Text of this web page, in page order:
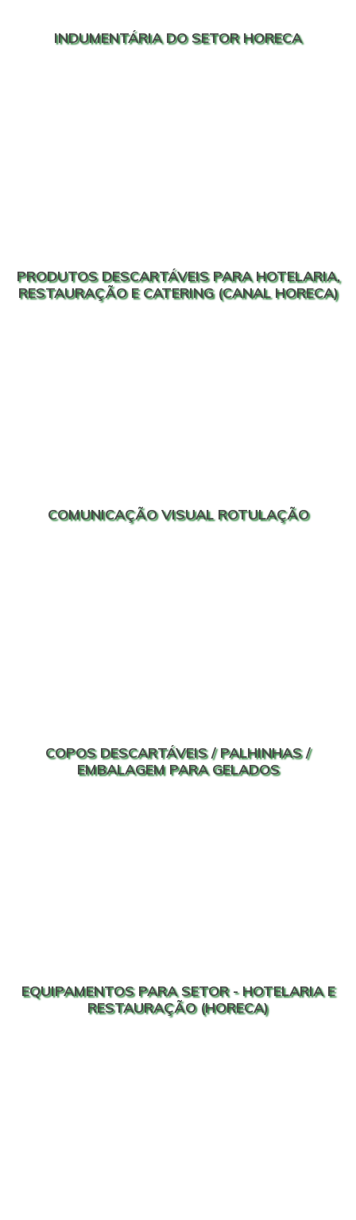
INDUMENTÁRIA DO SETOR HORECA
PRODUTOS DESCARTÁVEIS PARA HOTELARIA,
RESTAURAÇÃO E CATERING (CANAL HORECA)
COMUNICAÇÃO VISUAL ROTULAÇÃO
COPOS DESCARTÁVEIS / PALHINHAS /
EMBALAGEM PARA GELADOS
EQUIPAMENTOS PARA SETOR - HOTELARIA E
RESTAURAÇÃO (HORECA)